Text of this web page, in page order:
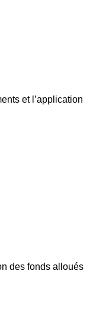
et l’application
des fonds alloués